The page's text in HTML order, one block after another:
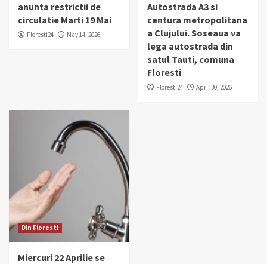
anunta restrictii de
circulatie Marti 19 Mai
Floresti24 May 14, 2026
Autostrada A3 si
centura metropolitana
a Clujului. Soseaua va
lega autostrada din
satul Tauti, comuna
Floresti
Floresti24 April 30, 2026
Din Floresti
Miercuri 22 Aprilie se